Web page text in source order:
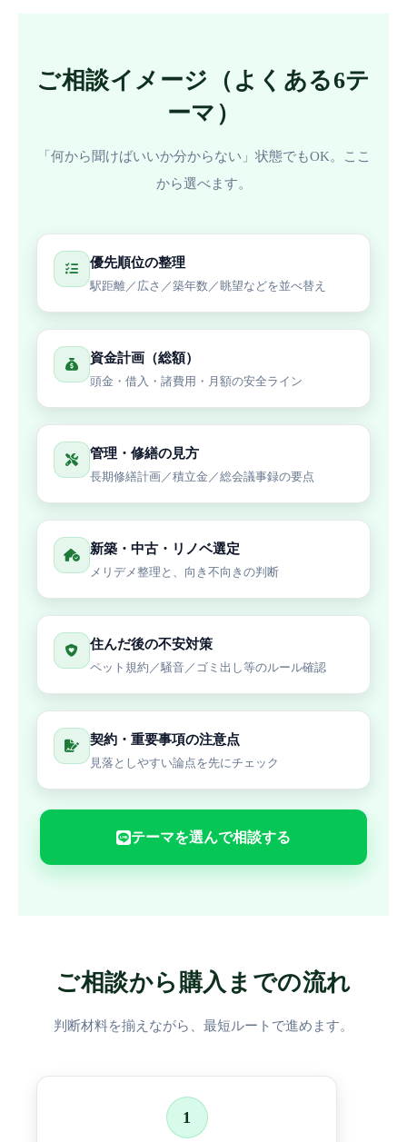
ご相談イメージ（よくある6テ
ーマ）
「何から聞けばいいか分からない」状態でもOK。ここ
から選べます。
優先順位の整理
駅距離／広さ／築年数／眺望などを並べ替え
資金計画（総額）
頭金・借入・諸費用・月額の安全ライン
管理・修繕の見方
長期修繕計画／積立金／総会議事録の要点
新築・中古・リノベ選定
メリデメ整理と、向き不向きの判断
住んだ後の不安対策
ペット規約／騒音／ゴミ出し等のルール確認
契約・重要事項の注意点
見落としやすい論点を先にチェック
テーマを選んで相談する
ご相談から購入までの流れ
判断材料を揃えながら、最短ルートで進めます。
1